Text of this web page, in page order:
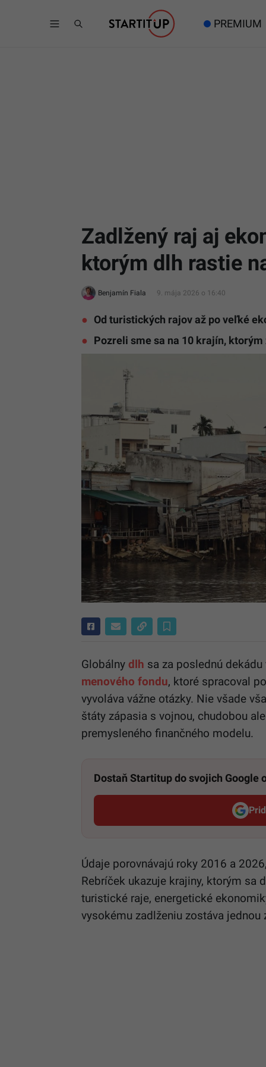
PREMIUM
Zadlžený raj aj
ktorým dlh rastie
Benjamín Fiala 9. mája 2026 o 16:40
Od turistických rajov až po veľké
Pozreli sme sa na 10 krajín,
Globálny dlh sa za poslednú
menového fondu, ktoré spracoval
vyvoláva vážne otázky. Nie všade
štáty zápasia s vojnou, chudobou
premysleného finančného modelu.
Dostaň Startitup do svojich Google
Údaje porovnávajú roky 2016 a
Rebríček ukazuje krajiny, ktorým sa
turistické raje, energetické
vysokému zadlženiu zostáva